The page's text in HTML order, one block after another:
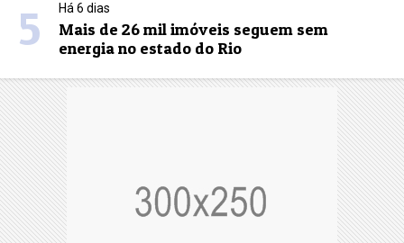
5 Há 6 dias
Mais de 26 mil imóveis seguem sem
energia no estado do Rio